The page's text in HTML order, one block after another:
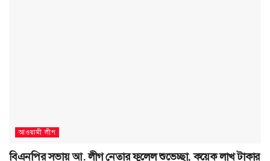
আওয়ামী লীগ
বিএনপির সভায় আ. লীগ নেতার ফুলেল শুভেচ্ছা, কয়েক লাখ টাকার